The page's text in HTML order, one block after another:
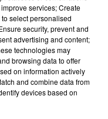
services; Create
select personalised
security, prevent and
advertising and content;
technologies may
browsing data to offer
on information actively
and combine data from
devices based on